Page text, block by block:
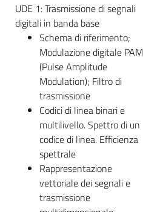
UDE 1: Trasmissione di segnali
digitali in banda base
Schema di riferimento;
Modulazione digitale PAM
(Pulse Amplitude
Modulation); Filtro di
trasmissione
Codici di linea binari e
multilivello. Spettro di un
codice di linea. Efficienza
spettrale
Rappresentazione
vettoriale dei segnali e
trasmissione